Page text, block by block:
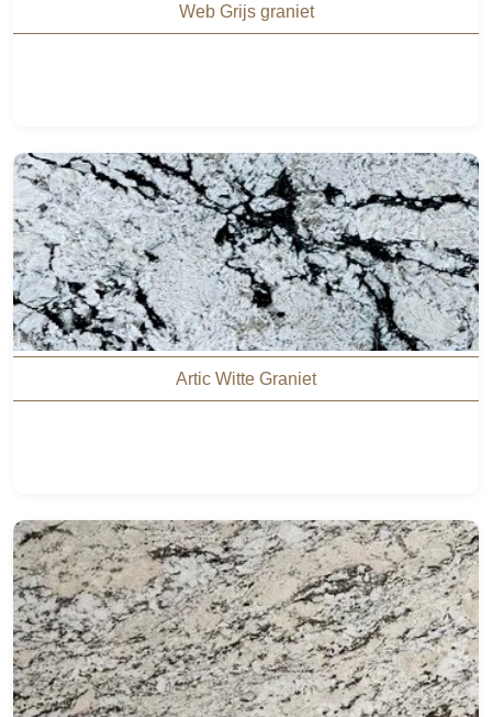
Web Grijs graniet
Artic Witte Graniet